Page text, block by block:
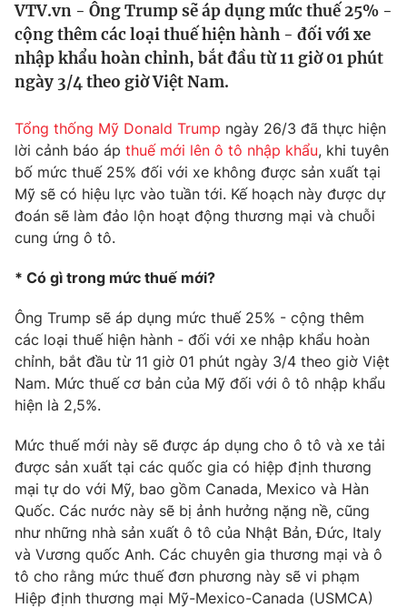
Thế giới
Tin tức
Thế giới đó đây
Câu chuyện quốc tế
Kinh tế
Thị trường
Góc doanh nghiệp
Dữ liệu và đời sống
Truyền hình
Phim VTV
Hậu trường
Nhân vật
Khán giả
Giải sao mai
Giải trí
Sao
Đời sống
Du lịch
Làm đẹp
Chất lượng cuộc sống
Giáo dục
Tuyển sinh
Học trực tuyến
Công nghệ
Sản phẩm
Thị trường
Tư vấn
Giao lưu trực tuyến
Lịch phát sóng
Chuyên mục khác
Emagazine Podcast
VTV.vn - Ông Trump sẽ áp dụng mức thuế 25% -
cộng thêm các loại thuế hiện hành - đối với xe
nhập khẩu hoàn chỉnh, bắt đầu từ 11 giờ 01 phút
ngày 3/4 theo giờ Việt Nam.
Tổng thống Mỹ Donald Trump ngày 26/3 đã thực hiện
lời cảnh báo áp thuế mới lên ô tô nhập khẩu, khi tuyên
bố mức thuế 25% đối với xe không được sản xuất tại
Mỹ sẽ có hiệu lực vào tuần tới. Kế hoạch này được dự
đoán sẽ làm đảo lộn hoạt động thương mại và chuỗi
cung ứng ô tô.
* Có gì trong mức thuế mới?
Ông Trump sẽ áp dụng mức thuế 25% - cộng thêm
các loại thuế hiện hành - đối với xe nhập khẩu hoàn
chỉnh, bắt đầu từ 11 giờ 01 phút ngày 3/4 theo giờ Việt
Nam. Mức thuế cơ bản của Mỹ đối với ô tô nhập khẩu
hiện là 2,5%.
Mức thuế mới này sẽ được áp dụng cho ô tô và xe tải
được sản xuất tại các quốc gia có hiệp định thương
mại tự do với Mỹ, bao gồm Canada, Mexico và Hàn
Quốc. Các nước này sẽ bị ảnh hưởng nặng nề, cũng
như những nhà sản xuất ô tô của Nhật Bản, Đức, Italy
và Vương quốc Anh. Các chuyên gia thương mại và ô
tô cho rằng mức thuế đơn phương này sẽ vi phạm
Hiệp định thương mại Mỹ-Mexico-Canada (USMCA)